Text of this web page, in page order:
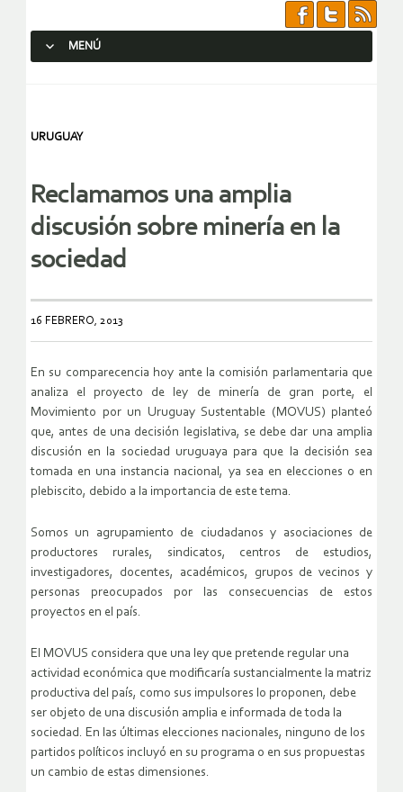
MENÚ
URUGUAY
Reclamamos una amplia
discusión sobre minería en la
sociedad
16 FEBRERO, 2013
En su comparecencia hoy ante la comisión parlamentaria que
analiza el proyecto de ley de minería de gran porte, el
Movimiento por un Uruguay Sustentable (MOVUS) planteó
que, antes de una decisión legislativa, se debe dar una amplia
discusión en la sociedad uruguaya para que la decisión sea
tomada en una instancia nacional, ya sea en elecciones o en
plebiscito, debido a la importancia de este tema.
Somos un agrupamiento de ciudadanos y asociaciones de
productores rurales, sindicatos, centros de estudios,
investigadores, docentes, académicos, grupos de vecinos y
personas preocupados por las consecuencias de estos
proyectos en el país.
El MOVUS considera que una ley que pretende regular una
actividad económica que modificaría sustancialmente la matriz
productiva del país, como sus impulsores lo proponen, debe
ser objeto de una discusión amplia e informada de toda la
sociedad. En las últimas elecciones nacionales, ninguno de los
partidos políticos incluyó en su programa o en sus propuestas
un cambio de estas dimensiones.